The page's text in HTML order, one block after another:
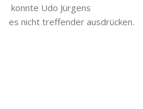
konnte Udo Jürgens
es nicht treffender ausdrücken.